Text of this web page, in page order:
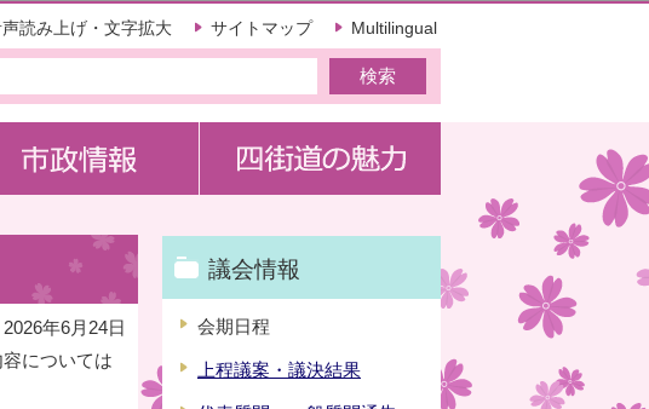
読み上げ・文字拡大 サイトマップ Multilingual
年6月24日
については
議会情報
会期日程
上程議案・議決結果